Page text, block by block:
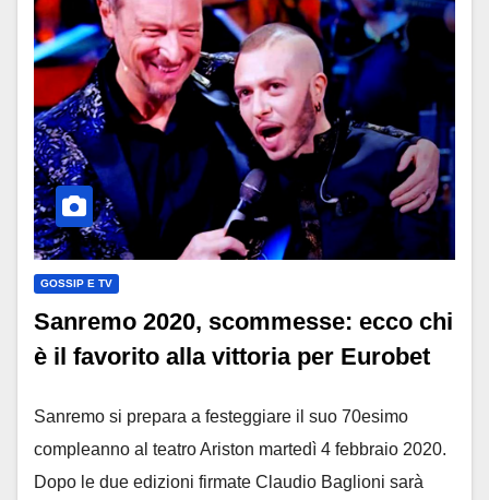
GOSSIP E TV
Sanremo 2020, scommesse: ecco chi
è il favorito alla vittoria per Eurobet
Sanremo si prepara a festeggiare il suo 70esimo
compleanno al teatro Ariston martedì 4 febbraio 2020.
Dopo le due edizioni firmate Claudio Baglioni sarà